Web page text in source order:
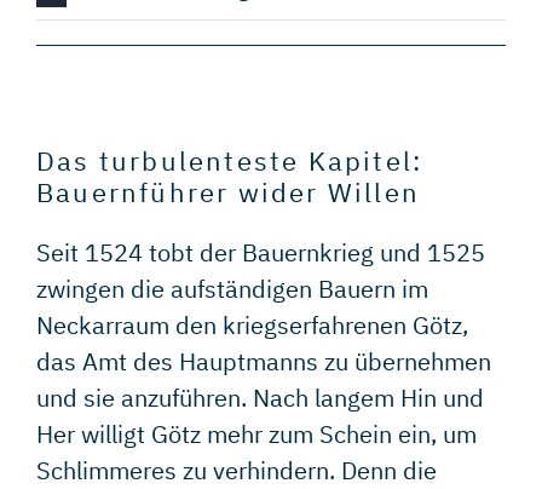
Das turbulenteste Kapitel:
Bauernführer wider Willen
Seit 1524 tobt der Bauernkrieg und 1525
zwingen die aufständigen Bauern im
Neckarraum den kriegserfahrenen Götz,
das Amt des Hauptmanns zu übernehmen
und sie anzuführen. Nach langem Hin und
Her willigt Götz mehr zum Schein ein, um
Schlimmeres zu verhindern. Denn die